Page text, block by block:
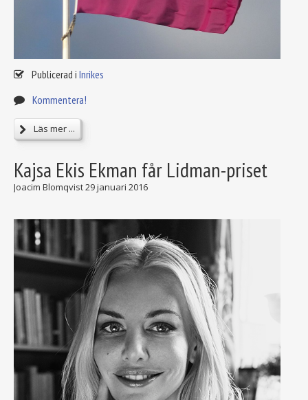
Publicerad i Inrikes
Kommentera!
Läs mer ...
Kajsa Ekis Ekman får Lidman-priset
Joacim Blomqvist29 januari 2016